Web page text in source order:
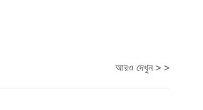
আরও দেখুন > >